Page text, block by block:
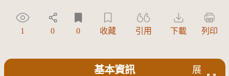
1 0 0 收藏 引用 下載 列印
基本資訊
展